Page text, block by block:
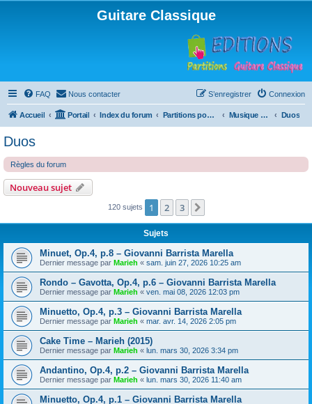
Guitare Classique
FAQ Nous contacter Connexion
S’enregistrer
Accueil Portail Index du forum Partitions pour guitare en libre téléchargement Musique d'ensemble Duos
Duos
Règles du forum
Nouveau sujet
120 sujets 1 2 3
Sujets
Minuet, Op.4, p.8 – Giovanni Barrista Marella
Dernier message par Marieh « sam. juin 27, 2026 10:25 am
Rondo – Gavotta, Op.4, p.6 – Giovanni Barrista Marella
Dernier message par Marieh « ven. mai 08, 2026 12:03 pm
Minuetto, Op.4, p.3 – Giovanni Barrista Marella
Dernier message par Marieh « mar. avr. 14, 2026 2:05 pm
Cake Time – Marieh (2015)
Dernier message par Marieh « lun. mars 30, 2026 3:34 pm
Andantino, Op.4, p.2 – Giovanni Barrista Marella
Dernier message par Marieh « lun. mars 30, 2026 11:40 am
Minuetto, Op.4, p.1 – Giovanni Barrista Marella